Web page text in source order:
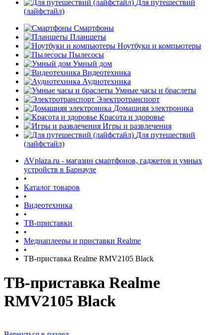
Для путешествий
(лайфстайл)
Смартфоны
Планшеты
Ноутбуки и компьютеры
Пылесосы
Умный дом
Видеотехника
Аудиотехника
Умные часы и браслеты
Электротранспорт
Домашняя электроника
Красота и здоровье
Игры и развлечения
Для путешествий
(лайфстайл)
AVplaza.ru - магазин смартфонов, гаджетов и умных
устройств в Барнауле
•
Каталог товаров
•
Видеотехника
•
ТВ-приставки
•
Медиаплееры и приставки Realme
•
ТВ-приставка Realme RMV2105 Black
ТВ-приставка Realme
RMV2105 Black
раз в 2 недели